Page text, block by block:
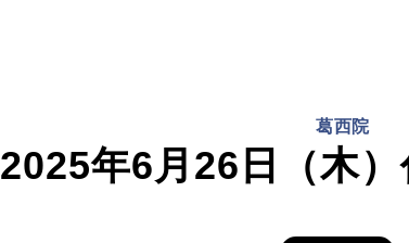
葛西院
2025年6月26日（木